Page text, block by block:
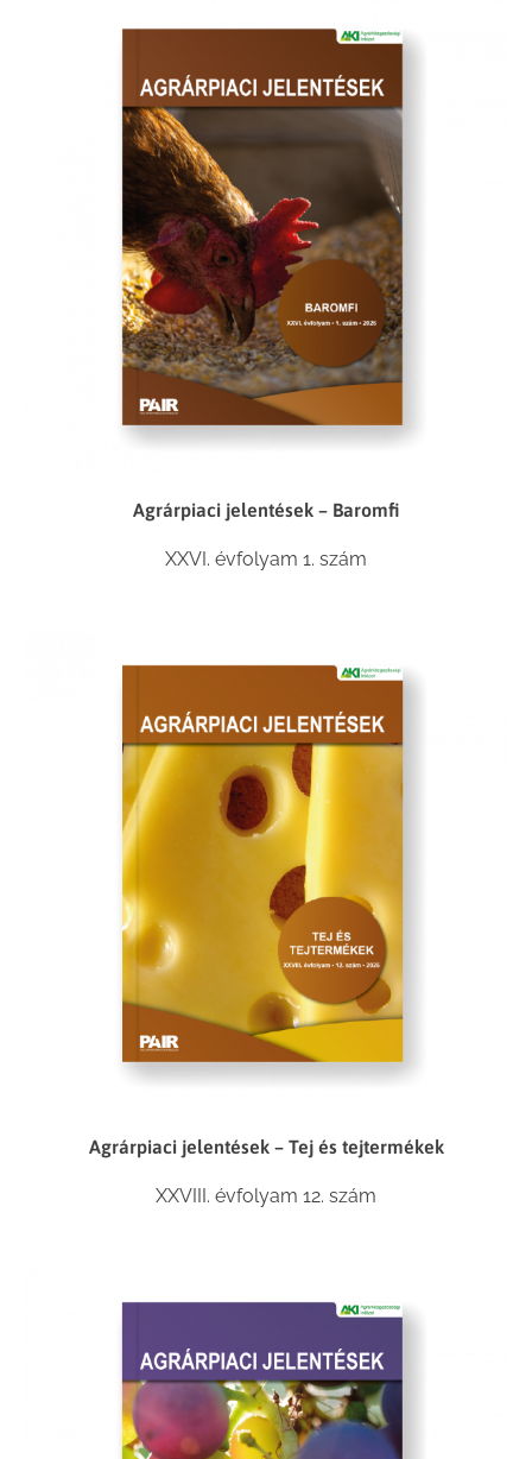
Agrárpiaci jelentések – Baromfi
XXVI. évfolyam 1. szám
Agrárpiaci jelentések – Tej és tejtermékek
XXVIII. évfolyam 12. szám